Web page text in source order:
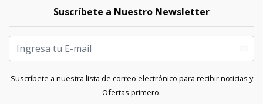
Suscríbete a Nuestro Newsletter
Suscríbete a nuestra lista de correo electrónico para recibir noticias y
Ofertas primero.